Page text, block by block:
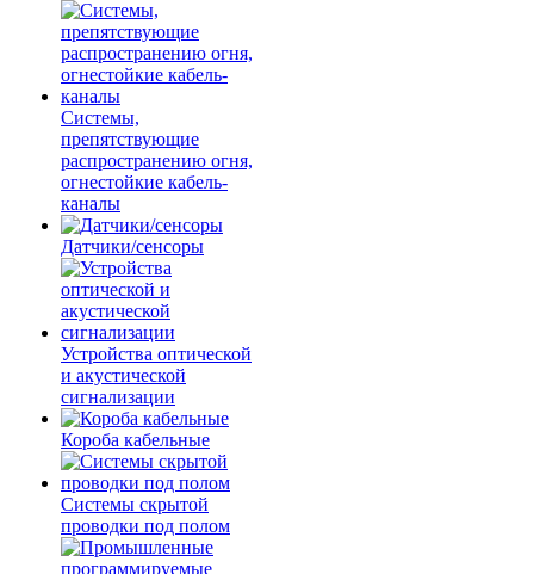
Системы,
препятствующие
распространению огня,
огнестойкие кабель-
каналы
Датчики/сенсоры
Устройства оптической
и акустической
сигнализации
Короба кабельные
Системы скрытой
проводки под полом